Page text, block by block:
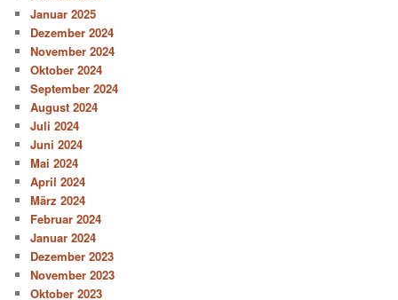
Januar 2025
Dezember 2024
November 2024
Oktober 2024
September 2024
August 2024
Juli 2024
Juni 2024
Mai 2024
April 2024
März 2024
Februar 2024
Januar 2024
Dezember 2023
November 2023
Oktober 2023